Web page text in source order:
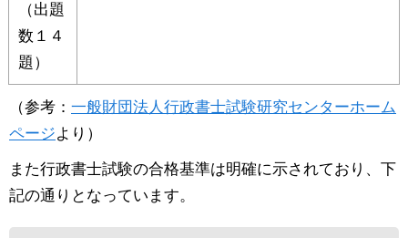
（出題
数１４
題）
（参考： 一般財団法人行政書士試験研究センターホーム
ページより）
また行政書士試験の合格基準は明確に示されており、下
記の通りとなっています。